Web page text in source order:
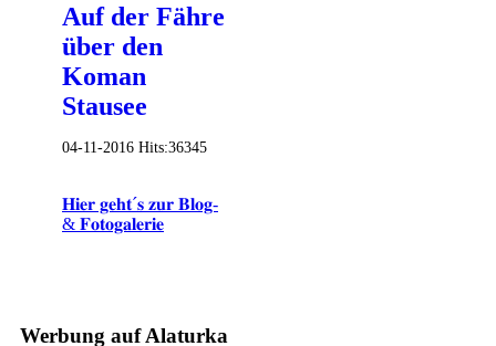
Auf der Fähre
über den
Koman
Stausee
04-11-2016 Hits:36345
𝐇𝐢𝐞𝐫 𝐠𝐞𝐡𝐭´𝐬 𝐳𝐮𝐫 𝐁𝐥𝐨𝐠-
& 𝐅𝐨𝐭𝐨𝐠𝐚𝐥𝐞𝐫𝐢𝐞
Werbung auf Alaturka